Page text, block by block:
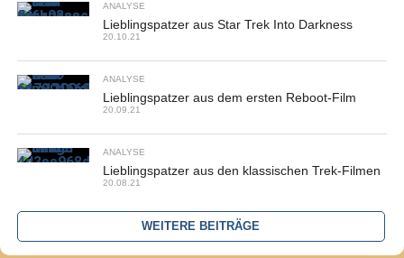
ANALYSE
Lieblingspatzer aus Star Trek Into Darkness
20.10.21
ANALYSE
Lieblingspatzer aus dem ersten Reboot-Film
20.09.21
ANALYSE
Lieblingspatzer aus den klassischen Trek-Filmen
20.08.21
WEITERE BEITRÄGE